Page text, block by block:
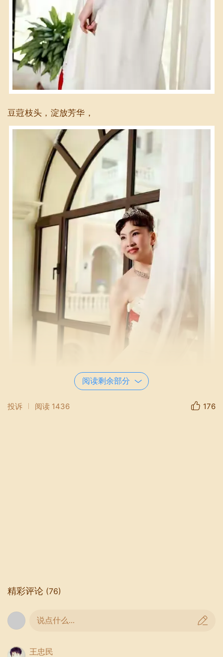
豆蒄枝头，淀放芳华，
阅读剩余部分
投诉 阅读 1436 176
精彩评论 (76)
说点什么...
王忠民